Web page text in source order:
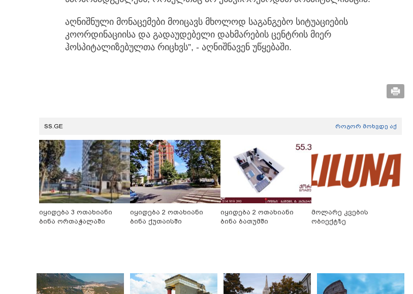
აღნიშნული მონაცემები მოიცავს მხოლოდ საგანგებო სიტუაციების
კოორდინაციისა და გადაუდებელი დახმარების ცენტრის მიერ
ჰოსპიტალიზებულთა რიცხვს”, - აღნიშნავენ უწყებაში.
SS.GE როგორ მოხვდე აქ
იყიდება 3 ოთახიანი
ბინა ორთაჭალაში
იყიდება 2 ოთახიანი
ბინა ქუთაისში
იყიდება 2 ოთახიანი
ბინა ბათუმში
მოლარე კვების
ობიექტზე